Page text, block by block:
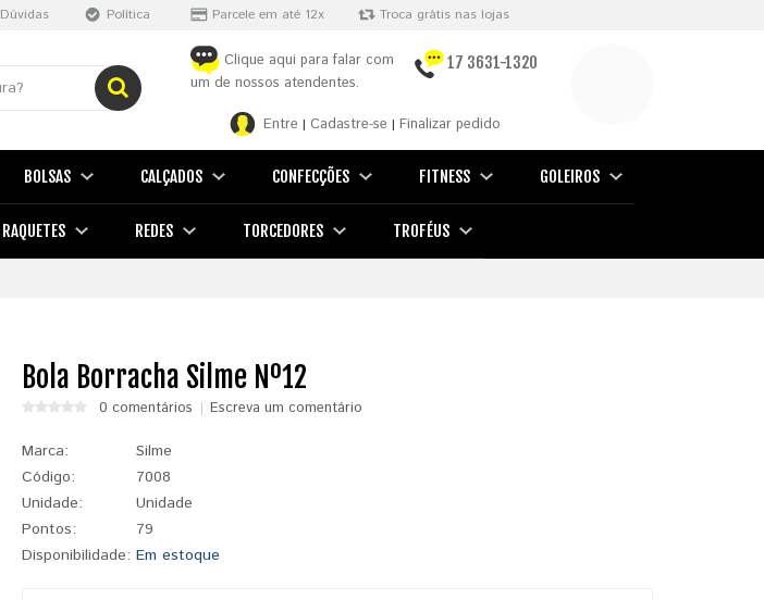
Dúvidas Política Parcele em até 12x Troca grátis nas lojas
Clique aqui para falar com
um de nossos atendentes.
17 3631-1320
Entre | Cadastre-se | Finalizar pedido
BOLSAS CALÇADOS CONFECÇÕES FITNESS GOLEIROS
RAQUETES REDES TORCEDORES TROFÉUS
Bola Borracha Silme Nº12
0 comentários Escreva um comentário
Marca:
Silme
Código:
7008
Unidade:
Unidade
Pontos:
79
Disponibilidade: Em estoque